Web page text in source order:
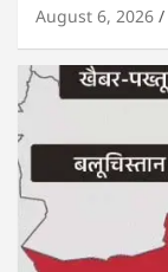
August 6, 2026